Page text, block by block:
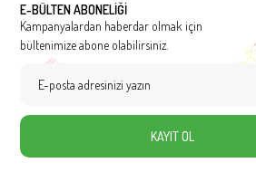
E-BÜLTEN ABONELİĞİ
Kampanyalardan haberdar olmak için
bültenimize abone olabilirsiniz.
KAYIT OL